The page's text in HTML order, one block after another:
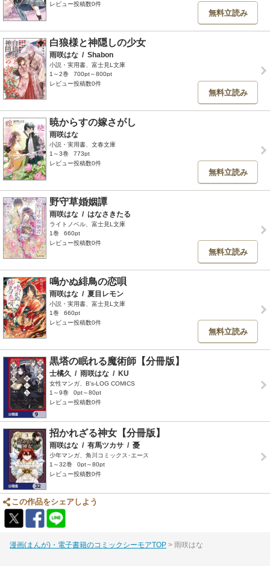
レビュー投稿数0件
無料立読み
白狼様と神隠しの少女
雨咲はな / Shabon
小説・実用書、富士見L文庫
1～2巻
700pt～800pt
レビュー投稿数0件
無料立読み
暁からすの嫁さがし
雨咲はな
小説・実用書、文春文庫
1～3巻
773pt
レビュー投稿数0件
無料立読み
野守草婚姻譚
雨咲はな / はなさきたる
ライトノベル、富士見L文庫
1巻
660pt
レビュー投稿数0件
無料立読み
鳴かぬ緋鳥の恋唄
雨咲はな / 夏目レモン
小説・実用書、富士見L文庫
1巻
660pt
レビュー投稿数0件
無料立読み
黒塔の眠れる魔術師【分冊版】
士橘久 / 雨咲はな / KU
女性マンガ、B's-LOG COMICS
1～9巻
0pt～80pt
レビュー投稿数0件
招かれざる神女【分冊版】
雨咲はな / 有馬ツカサ / 憂
少年マンガ、角川コミックス･エース
1～32巻
0pt～80pt
レビュー投稿数0件
この作品をシェアしよう
漫画(まんが)・電子書籍のコミックシーモアTOP 雨咲はな